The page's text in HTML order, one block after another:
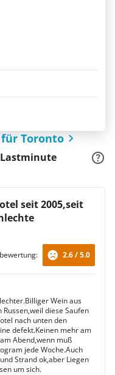
Toronto
seit 2005,seit
2.6 / 5.0
Wein aus
diese Saufen
nach unten den
defekt.Keinen mehr am
Abend,wenn muß
jede Woche.Auch
Strand ok,aber Liegen
um sich.